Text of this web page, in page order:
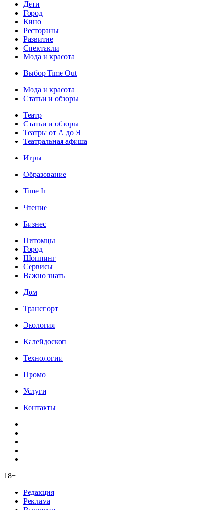
Дети
Город
Кино
Рестораны
Развитие
Спектакли
Мода и красота
Выбор Time Out
Мода и красота
Статьи и обзоры
Театр
Статьи и обзоры
Театры от А до Я
Театральная афиша
Игры
Образование
Time In
Чтение
Бизнес
Питомцы
Город
Шоппинг
Сервисы
Важно знать
Дом
Транспорт
Экология
Калейдоскоп
Технологии
Промо
Услуги
Контакты
18+
Редакция
Реклама